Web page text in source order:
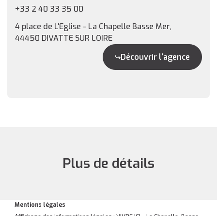
+33 2 40 33 35 00
4 place de L'Eglise - La Chapelle Basse Mer,
44450 DIVATTE SUR LOIRE
Découvrir l'agence
Plus de détails
Mentions légales